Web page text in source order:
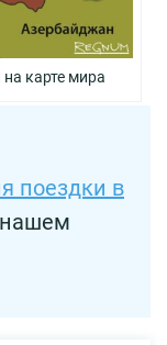
карте мира
поездки в
нашем